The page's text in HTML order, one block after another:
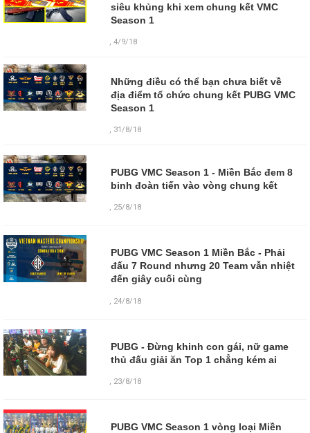
siêu khủng khi xem chung kết VMC
Season 1
, 4/9/18
Những điều có thể bạn chưa biết về
địa điểm tổ chức chung kết PUBG VMC
Season 1
, 31/8/18
PUBG VMC Season 1 - Miền Bắc đem 8
binh đoàn tiến vào vòng chung kết
, 25/8/18
PUBG VMC Season 1 Miền Bắc - Phải
đấu 7 Round nhưng 20 Team vẫn nhiệt
đến giây cuối cùng
24/8/18
PUBG - Đừng khinh con gái, nữ game
thủ đấu giải ăn Top 1 chẳng kém ai
, 23/8/18
PUBG VMC Season 1 vòng loại Miền